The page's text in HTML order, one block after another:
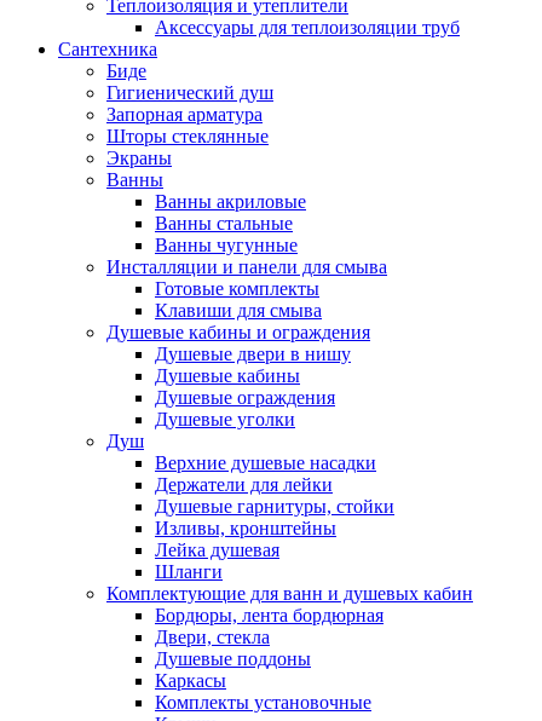
Теплоизоляция и утеплители
Аксессуары для теплоизоляции труб
Сантехника
Биде
Гигиенический душ
Запорная арматура
Шторы стеклянные
Экраны
Ванны
Ванны акриловые
Ванны стальные
Ванны чугунные
Инсталляции и панели для смыва
Готовые комплекты
Клавиши для смыва
Душевые кабины и ограждения
Душевые двери в нишу
Душевые кабины
Душевые ограждения
Душевые уголки
Душ
Верхние душевые насадки
Держатели для лейки
Душевые гарнитуры, стойки
Изливы, кронштейны
Лейка душевая
Шланги
Комплектующие для ванн и душевых кабин
Бордюры, лента бордюрная
Двери, стекла
Душевые поддоны
Каркасы
Комплекты установочные